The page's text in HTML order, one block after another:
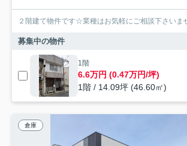
２階建て物件です☆業種はお気軽にご相談下さいま
募集中の物件
1階
6.6万円 (0.47万円/坪)
1階 / 14.09坪 (46.60㎡)
倉庫